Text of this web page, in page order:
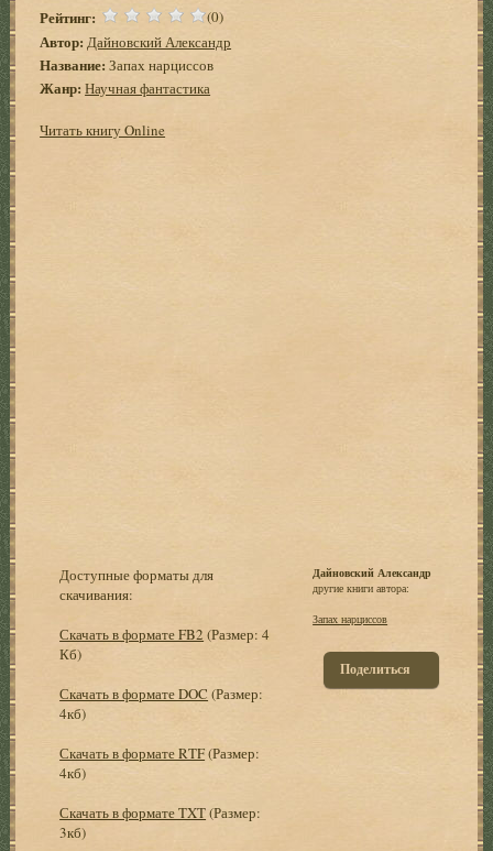
Рейтинг: (0)
Автор: Дайновский Александр
Название: Запах нарциссов
Жанр: Научная фантастика
Читать книгу Online
Доступные форматы для
скачивания:
Скачать в формате FB2 (Размер: 4
Кб)
Скачать в формате DOC (Размер:
4кб)
Скачать в формате RTF(Размер:
4кб)
Скачать в формате TXT(Размер:
3кб)
Дайновский Александр
другие книги автора:
Запах нарциссов
Поделиться